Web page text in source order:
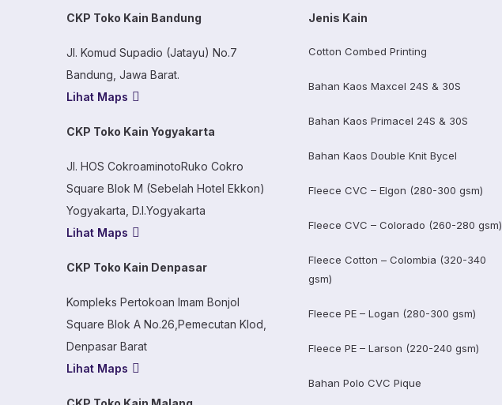
CKP Toko Kain Bandung
Jl. Komud Supadio (Jatayu) No.7
Bandung, Jawa Barat.
Lihat Maps
CKP Toko Kain Yogyakarta
Jl. HOS CokroaminotoRuko Cokro
Square Blok M (Sebelah Hotel Ekkon)
Yogyakarta, D.I.Yogyakarta
Lihat Maps
CKP Toko Kain Denpasar
Kompleks Pertokoan Imam Bonjol
Square Blok A No.26,Pemecutan Klod,
Denpasar Barat
Lihat Maps
Jenis Kain
Cotton Combed Printing
Bahan Kaos Maxcel 24S & 30S
Bahan Kaos Primacel 24S & 30S
Bahan Kaos Double Knit Bycel
Fleece CVC – Elgon (280-300 gsm)
Fleece CVC – Colorado (260-280 gsm)
Fleece Cotton – Colombia (320-340
gsm)
Fleece PE – Logan (280-300 gsm)
Fleece PE – Larson (220-240 gsm)
Bahan Polo CVC Pique